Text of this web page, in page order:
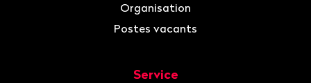
Organisation
Postes vacants
Service